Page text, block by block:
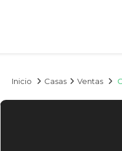
Inicio Casas Ventas